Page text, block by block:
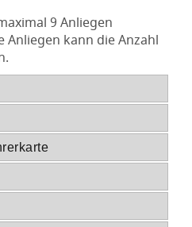
9 Anliegen
Anliegen kann die Anzahl